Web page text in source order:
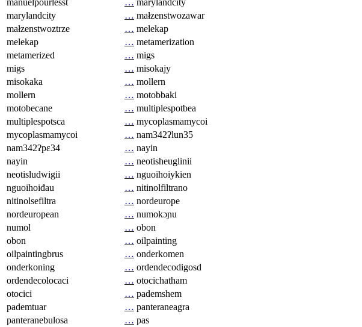
marylandcity
… małzenstwozawar
małzenstwoztrze
… melekap
melekap
… metamerization
metamerized
… migs
migs
… misokajy
misokaka
… mollern
mollern
… motobbaki
motobecane
… multiplespotbea
multiplespotsca
… mycoplasmamycoi
mycoplasmamycoi
… nam342ʔlun35
nam342ʔpɛ34
… nayin
nayin
… neotisheuglinii
neotisludwigii
… nguoihoiykien
nguoihoiđau
… nitinolfiltrano
nitinolsefiltra
… nordeurope
nordeuropean
… numokɔɲu
numol
… obon
obon
… oilpainting
oilpaintingbrus
… onderkomen
onderkoning
… ordendecodigosd
ordendecolocaci
… otocichatham
otocici
… pademshem
pademtuar
… panteraneagra
panteranebulosa
… pas